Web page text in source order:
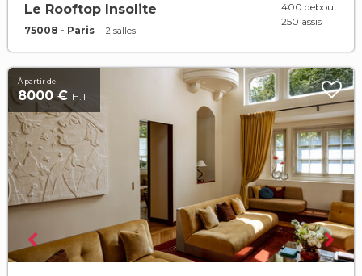
Le Rooftop Insolite
75008 - Paris 2 salles
400 debout
250 assis
À partir de
8000 € H.T